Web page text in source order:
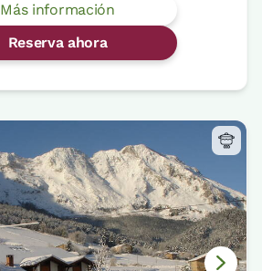
Más información
Reserva ahora